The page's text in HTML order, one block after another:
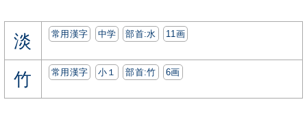
淡 常用漢字 中学 部首:⽔ 11画
竹 常用漢字 小１ 部首:⽵ 6画